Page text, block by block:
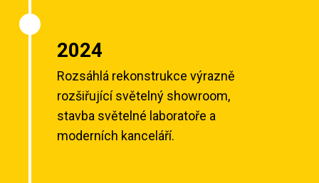
2024
Rozsáhlá rekonstrukce výrazně
rozšiřující světelný showroom,
stavba světelné laboratoře a
moderních kanceláří.